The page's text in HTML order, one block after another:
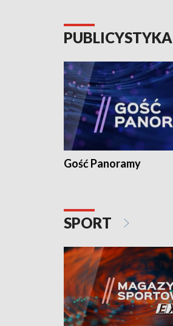
PUBLICYSTYKA
Gość Panoramy
SPORT